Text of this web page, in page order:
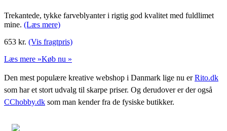
Trekantede, tykke farveblyanter i rigtig god kvalitet med fuldlimet
mine. (Læs mere)
653 kr. (Vis fragtpris)
Læs mere »Køb nu »
Den mest populære kreative webshop i Danmark lige nu erRito.dk
som har et stort udvalg til skarpe priser. Og derudover er der også
CChobby.dk som man kender fra de fysiske butikker.